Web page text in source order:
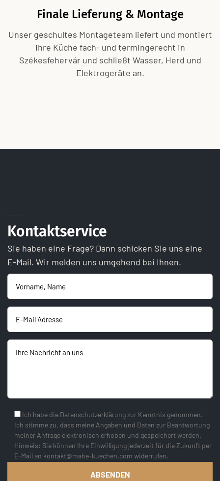
Finale Lieferung & Montage
Unser geschultes Montageteam liefert und montiert
Ihre Küche fach- und termingerecht in
Székesfehervár und schließt Wasser, Herd und
Elektrogeräte an.
Kontaktservice
Sie haben eine Frage? Dann schicken Sie uns eine
E-Mail. Wir melden uns umgehend bei Ihnen.
Ich habe die Datenschutzerklärung zur Kenntnis genommen.
Ich stimme zu, dass meine Angaben und Daten zur Beantwortung
meiner Anfrage elektronisch erhoben und gespeichert werden.
Hinweis: Sie können Ihre Einwilligung jederzeit für die Zukunft per
E-Mail an kontakt@mahe-kuechen.com widerrufen.